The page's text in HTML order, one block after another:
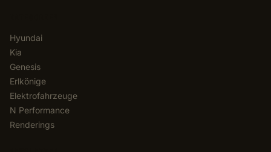
Hyundai
Kia
Genesis
Erlkönige
Elektrofahrzeuge
N Performance
Renderings